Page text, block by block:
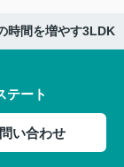
時間を増やす3LDK
テート
い合わせ